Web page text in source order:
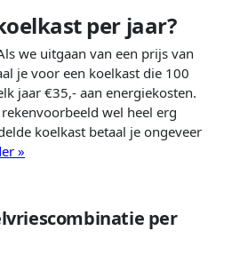
per jaar?
we uitgaan van een prijs van
je voor een koelkast die 100
jaar €35,- aan energiekosten.
wel heel erg
koelkast betaal je ongeveer
»
per